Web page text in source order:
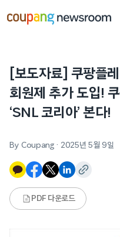
건너뛰기
[보도자료] 쿠팡플
회원제 추가 도입!
‘SNL 코리아’ 본다!
By Coupang · 2025년 5월 9일
PDF 다운로드